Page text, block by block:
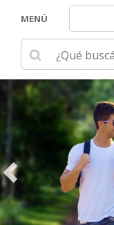
MENÚ
Ingrese su